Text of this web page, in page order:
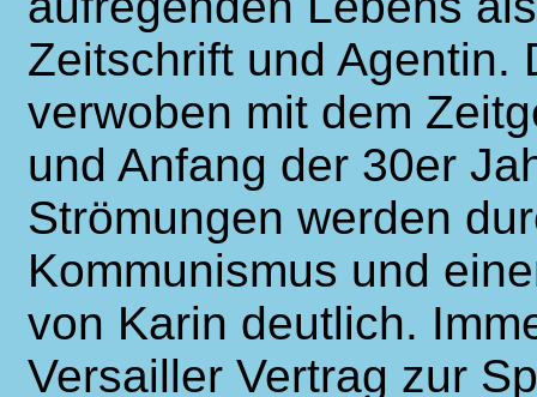
Zeitschrift und Agentin.
verwoben mit dem
und Anfang der 30er
Strömungen werden
Kommunismus und
von Karin deutlich.
Versailler Vertrag zur